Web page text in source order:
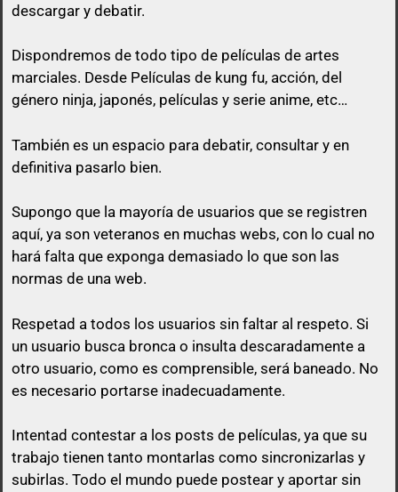
queda prohibido citar en los posts a
vas a responder.
no poner el enlace ni a la vista, ni en spoiler y sólo
pasarlo por privado en el momento que otro
usuario comente en su post con un comentario
decente y relacionado con el mismo post.
No vale un simple «Gracias», no vale «pásame el
enlace», ni nada parecido a mensajes escuetos de
esa índole
descargar y debatir.
Dispondremos de todo tipo de películas de artes
marciales. Desde Películas de kung fu, acción, del
género ninja, japonés, películas y serie anime, etc…
También es un espacio para debatir, consultar y en
definitiva pasarlo bien.
Supongo que la mayoría de usuarios que se registren
aquí, ya son veteranos en muchas webs, con lo cual no
hará falta que exponga demasiado lo que son las
normas de una web.
Respetad a todos los usuarios sin faltar al respeto. Si
un usuario busca bronca o insulta descaradamente a
otro usuario, como es comprensible, será baneado. No
es necesario portarse inadecuadamente.
Intentad contestar a los posts de películas, ya que su
trabajo tienen tanto montarlas como sincronizarlas y
subirlas. Todo el mundo puede postear y aportar sin